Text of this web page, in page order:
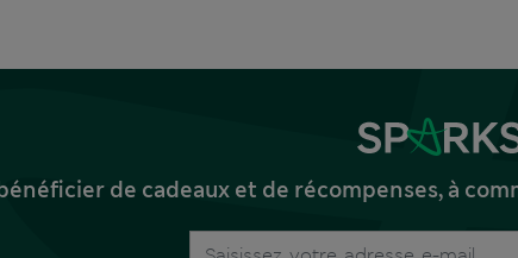
de cadeaux et de récompenses, à